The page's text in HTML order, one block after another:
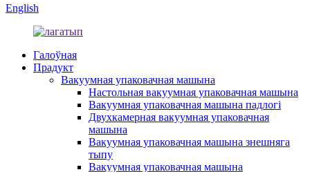
English
Галоўная
Прадукт
Вакуумная упаковачная машына
Настольная вакуумная упаковачная машына
Вакуумная упаковачная машына падлогі
Двухкамерная вакуумная упаковачная
машына
Вакуумная упаковачная машына знешняга
тыпу
Вакуумная упаковачная машына